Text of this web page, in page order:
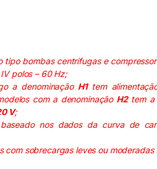
bombas centrifugas e
polos – 60 Hz;
a denominação H1tem
com a denominação H2tem a
V;
nos dados da curva de
com sobrecargas leves ou moderadas